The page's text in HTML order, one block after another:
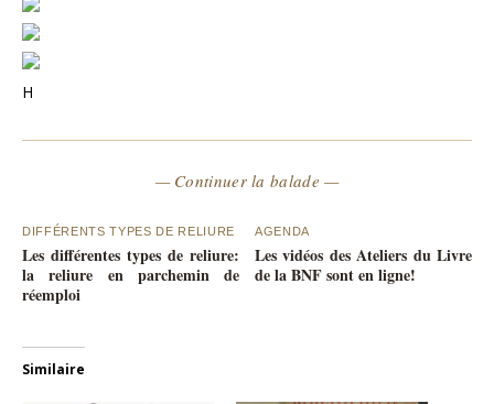
H
— Continuer la balade —
DIFFÉRENTS TYPES DE RELIURE
Les différentes types de reliure:
la reliure en parchemin de
réemploi
AGENDA
Les vidéos des Ateliers du Livre
de la BNF sont en ligne!
Similaire